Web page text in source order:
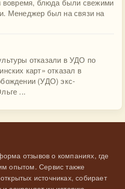
вовремя, блюда были свежими
Менеджер был на связи на
отказали в УДО по
карт» отказал в
(УДО) экс-
...
отзывов о компаниях, где
опытом. Сервис также
источниках, собирает